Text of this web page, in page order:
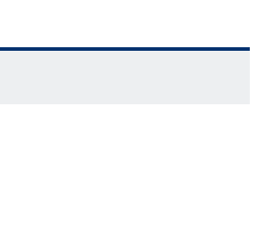
ou finais) e o estágio de